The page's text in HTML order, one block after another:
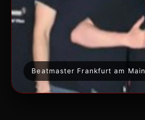
Beatmaster Frankfurt am Main